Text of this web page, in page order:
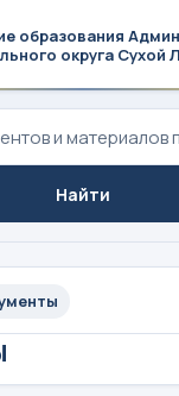
образования
округа Сухой
Найти